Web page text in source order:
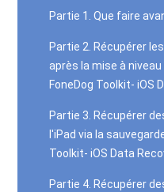
Partie 1. Que faire
Partie 2. Récupérer
après la mise à
FoneDog Toolkit- iOS
Partie 3. Récupérer
l'iPad via la
Toolkit- iOS Data
Partie 4. Récupérer